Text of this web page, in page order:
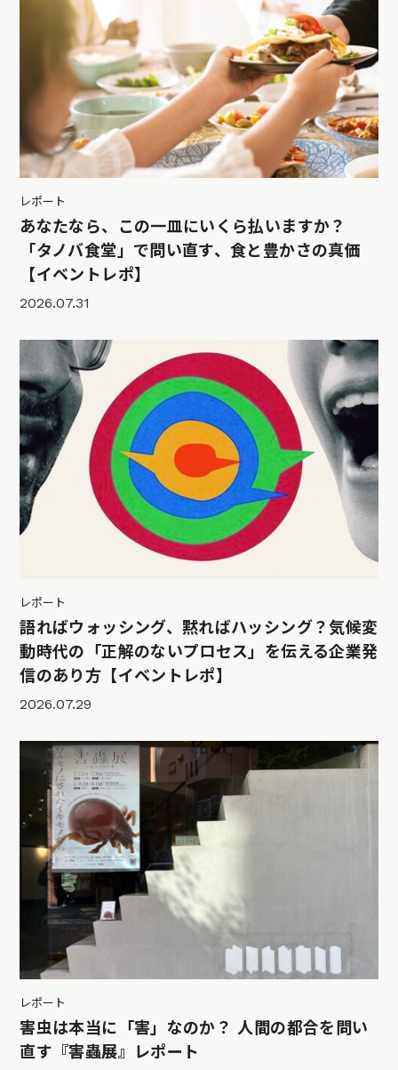
レポート
あなたなら、この一皿にいくら払いますか？
「タノバ食堂」で問い直す、食と豊かさの真価
【イベントレポ】
2026.07.31
レポート
語ればウォッシング、黙ればハッシング？気候変
動時代の「正解のないプロセス」を伝える企業発
信のあり方【イベントレポ】
2026.07.29
レポート
害虫は本当に「害」なのか？ 人間の都合を問い
直す『害蟲展』レポート